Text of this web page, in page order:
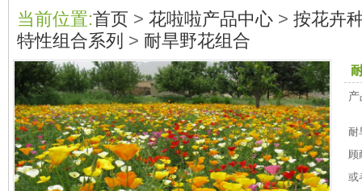
当前位置:首页 > 花啦啦产品中心 > 按花卉
特性组合系列 > 耐旱野花组合
耐
顾
或